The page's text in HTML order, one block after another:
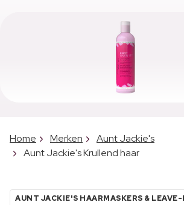
Home Merken
Aunt Jackie's
Aunt Jackie's Krullend haar
AUNT JACKIE'S HAARMASKERS & LEAVE-